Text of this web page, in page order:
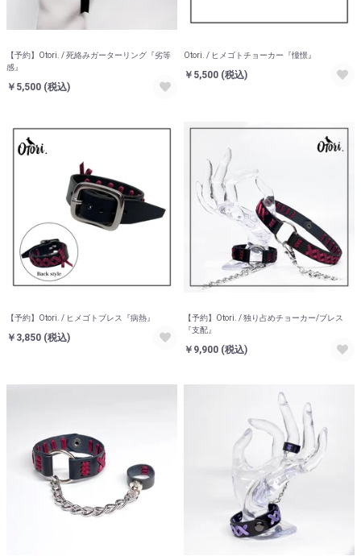
【予約】Otori. / 死絡みガーターリング『劣等
感』
￥5,500 (税込)
Otori. / ヒメゴトチョーカー『憧憬』
￥5,500 (税込)
【予約】Otori. / ヒメゴトブレス『病熱』
￥3,850 (税込)
【予約】Otori. / 独り占めチョーカー/ブレス
『支配』
￥9,900 (税込)